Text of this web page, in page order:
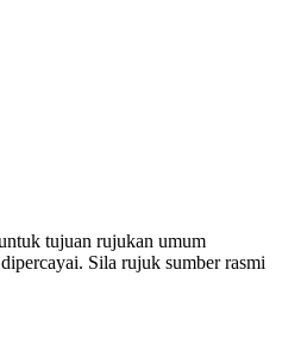
tujuan rujukan umum
Sila rujuk sumber rasmi